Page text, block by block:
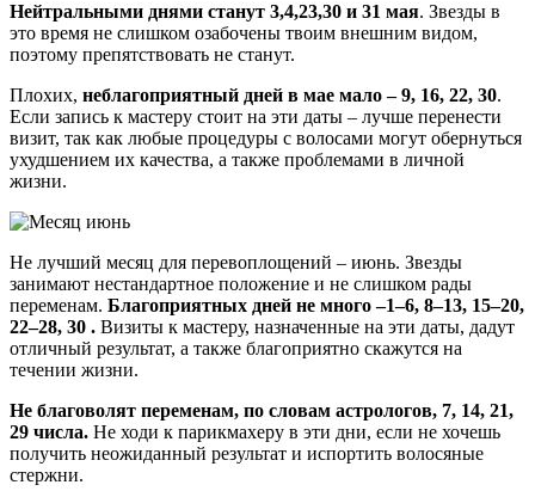
Нейтральными днями станут 3,4,23,30 и 31 мая. Звезды в
это время не слишком озабочены твоим внешним видом,
поэтому препятствовать не станут.
Плохих, неблагоприятный дней в мае мало – 9, 16, 22, 30.
Если запись к мастеру стоит на эти даты – лучше перенести
визит, так как любые процедуры с волосами могут обернуться
ухудшением их качества, а также проблемами в личной
жизни.
Не лучший месяц для перевоплощений – июнь. Звезды
занимают нестандартное положение и не слишком рады
переменам. Благоприятных дней не много –1–6, 8–13, 15–20,
22–28, 30 . Визиты к мастеру, назначенные на эти даты, дадут
отличный результат, а также благоприятно скажутся на
течении жизни.
Не благоволят переменам, по словам астрологов, 7, 14, 21,
29 числа. Не ходи к парикмахеру в эти дни, если не хочешь
получить неожиданный результат и испортить волосяные
стержни.